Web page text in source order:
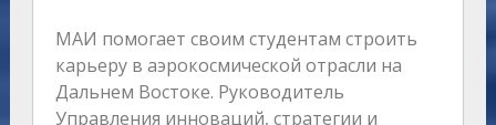
МАИ помогает своим студентам строить
карьеру в аэрокосмической отрасли на
Дальнем Востоке. Руководитель
Управления инноваций, стратегии и